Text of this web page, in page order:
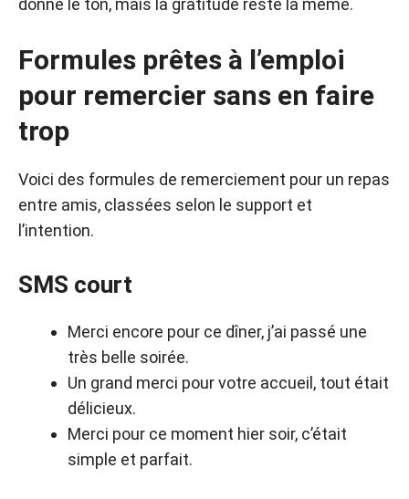
donne le ton, mais la gratitude reste la même.
Formules prêtes à l’emploi
pour remercier sans en faire
trop
Voici des formules de remerciement pour un repas
entre amis, classées selon le support et
l’intention.
SMS court
Merci encore pour ce dîner, j’ai passé une
très belle soirée.
Un grand merci pour votre accueil, tout était
délicieux.
Merci pour ce moment hier soir, c’était
simple et parfait.